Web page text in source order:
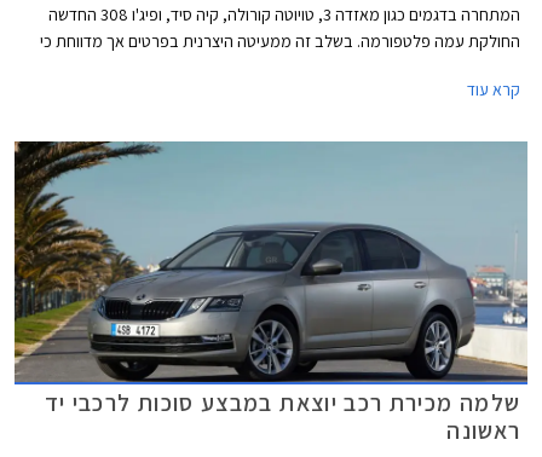
המתחרה בדגמים כגון מאזדה 3, טויוטה קורולה, קיה סיד, ופיג'ו 308 החדשה
החולקת עמה פלטפורמה. בשלב זה ממעיטה היצרנית בפרטים אך מדווחת כי
קרא עוד
שלמה מכירת רכב יוצאת במבצע סוכות לרכבי יד
ראשונה